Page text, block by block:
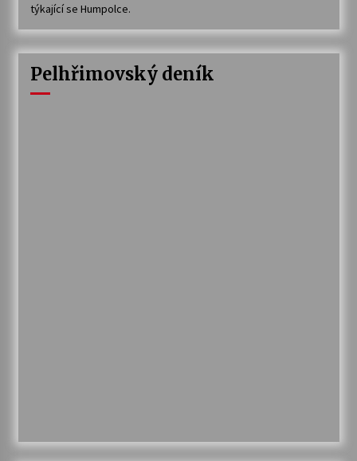
týkající se Humpolce.
Pelhřimovský deník